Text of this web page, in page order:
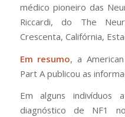
médico pioneiro das
Riccardi, do The
Crescenta, Califórnia,
Em resumo, a
Part A publicou as
Em alguns indivíduos
diagnóstico de NF1